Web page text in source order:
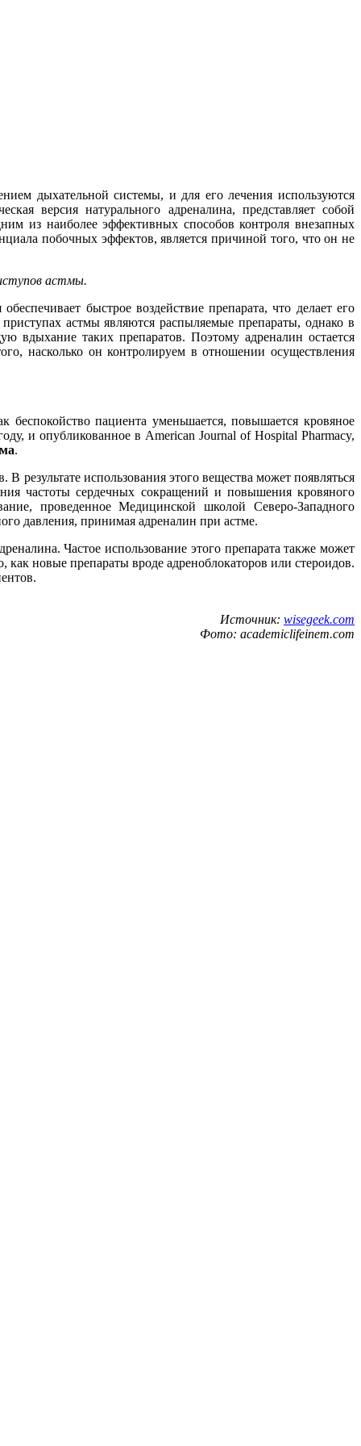
дыхательной системы, и для его лечения используются
версия натурального адреналина, представляет собой
из наиболее эффективных способов контроля внезапных
побочных эффектов, является причиной того, что он не
астмы.
быстрое воздействие препарата, что делает его
астмы являются распыляемые препараты, однако в
вдыхание таких препаратов. Поэтому адреналин остается
насколько он контролируем в отношении осуществления
пациента уменьшается, повышается кровяное
и опубликованное в American Journal of Hospital Pharmacy,
.
использования этого вещества может появляться
частоты сердечных сокращений и повышения кровяного
проведенное Медицинской школой Северо-Западного
давления, принимая адреналин при астме.
Частое использование этого препарата также может
новые препараты вроде адреноблокаторов или стероидов.
Источник: wisegeek.com
Фото: academiclifeinem.com